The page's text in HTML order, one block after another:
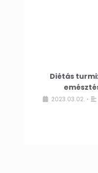
Diétás
2023.03.02. •